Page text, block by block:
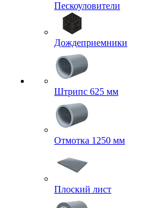
Пескоуловители
Дождеприемники
Штрипс 625 мм
Отмотка 1250 мм
Плоский лист